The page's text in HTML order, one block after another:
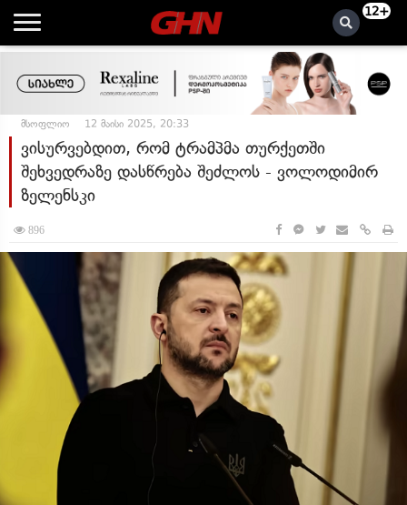
12+
მსოფლიო 12 მაისი 2025, 20:33
ვისურვებდით, რომ ტრამპმა თურქეთში
შეხვედრაზე დასწრება შეძლოს - ვოლოდიმირ
ზელენსკი
896